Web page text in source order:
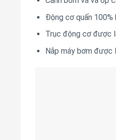
Động cơ quấn 100%
Trục động cơ được
Nắp máy bơm được